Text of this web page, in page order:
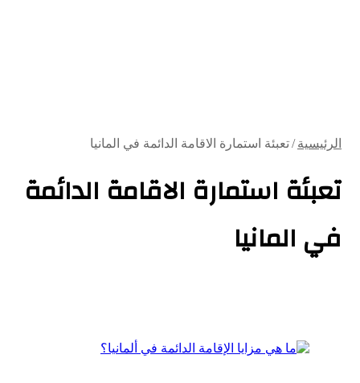
الرئيسية /تعبئة استمارة الاقامة الدائمة في المانيا
تعبئة استمارة الاقامة الدائمة
في المانيا